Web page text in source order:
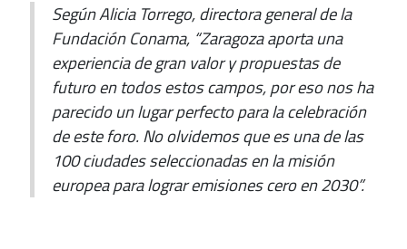
Según Alicia Torrego, directora general de la
Fundación Conama, “Zaragoza aporta una
experiencia de gran valor y propuestas de
futuro en todos estos campos, por eso nos ha
parecido un lugar perfecto para la celebración
de este foro. No olvidemos que es una de las
100 ciudades seleccionadas en la misión
europea para lograr emisiones cero en 2030”.